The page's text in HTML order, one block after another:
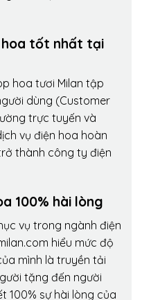
hoa tốt nhất tại
hoa tươi Milan tập
dùng (Customer
trực tuyến và
vụ điện hoa hoàn
thành công ty điện
100% hài lòng
vụ trong ngành điện
hiểu mức độ
mình là truyền tải
tặng đến người
100% sự hài lòng của